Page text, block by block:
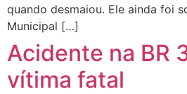
quando desmaiou. Ele ainda foi
Municipal […]
Acidente na BR
vítima fatal